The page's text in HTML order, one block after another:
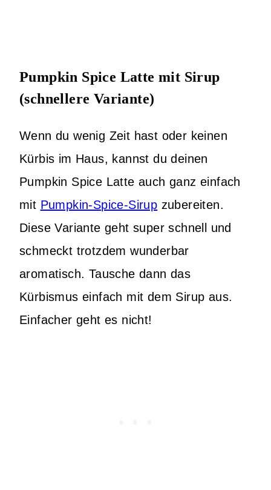
Pumpkin Spice Latte mit Sirup
(schnellere Variante)
Wenn du wenig Zeit hast oder keinen
Kürbis im Haus, kannst du deinen
Pumpkin Spice Latte auch ganz einfach
mit Pumpkin-Spice-Sirup zubereiten.
Diese Variante geht super schnell und
schmeckt trotzdem wunderbar
aromatisch. Tausche dann das
Kürbismus einfach mit dem Sirup aus.
Einfacher geht es nicht!